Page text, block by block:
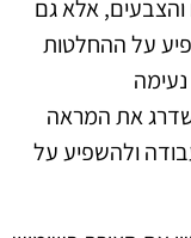
אלא גם
על ההחלטות
את המראה
ולהשפיע על